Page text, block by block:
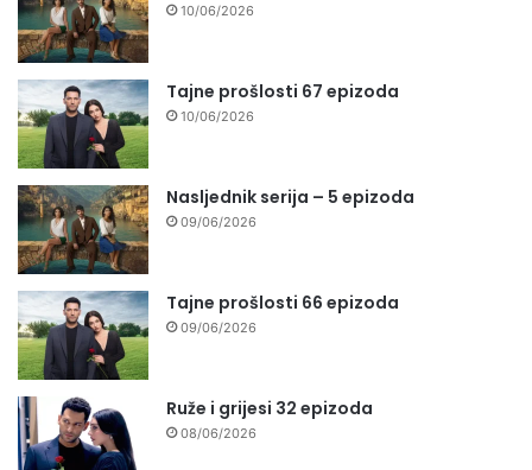
10/06/2026
Tajne prošlosti 67 epizoda
10/06/2026
Nasljednik serija – 5 epizoda
09/06/2026
Tajne prošlosti 66 epizoda
09/06/2026
Ruže i grijesi 32 epizoda
08/06/2026